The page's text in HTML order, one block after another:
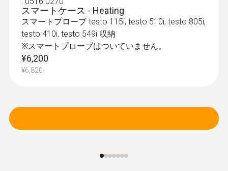
スマートケース - Heating
スマートプローブ testo 115i, testo 510i, testo 805i,
testo 410i, testo 549i 収納
※スマートプローブはついていません。
¥6,200
¥6,820